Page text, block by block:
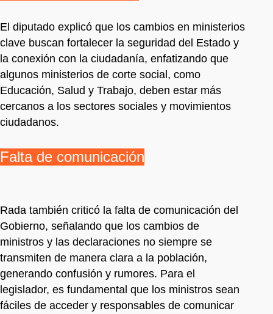
El diputado explicó que los cambios en ministerios
clave buscan fortalecer la seguridad del Estado y
la conexión con la ciudadanía, enfatizando que
algunos ministerios de corte social, como
Educación, Salud y Trabajo, deben estar más
cercanos a los sectores sociales y movimientos
ciudadanos.
Falta de comunicación
Rada también criticó la falta de comunicación del
Gobierno, señalando que los cambios de
ministros y las declaraciones no siempre se
transmiten de manera clara a la población,
generando confusión y rumores. Para el
legislador, es fundamental que los ministros sean
fáciles de acceder y responsables de comunicar